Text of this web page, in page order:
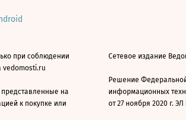
при соблюдении
vedomosti.ru
на
к покупке или
Сетевое издание
Решение
информационных
от 27 ноября 2020 г.